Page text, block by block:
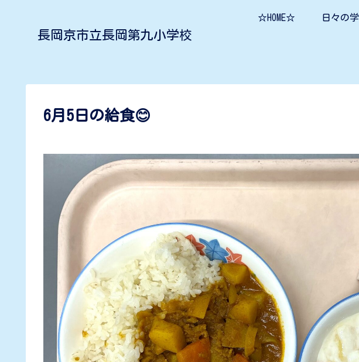
長岡京市立長岡第九小学校
☆HOME☆ 日々の
6月5日の給食😊